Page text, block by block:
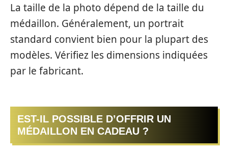
La taille de la photo dépend de la taille du
médaillon. Généralement, un portrait
standard convient bien pour la plupart des
modèles. Vérifiez les dimensions indiquées
par le fabricant.
EST-IL POSSIBLE D’OFFRIR UN
MÉDAILLON EN CADEAU ?